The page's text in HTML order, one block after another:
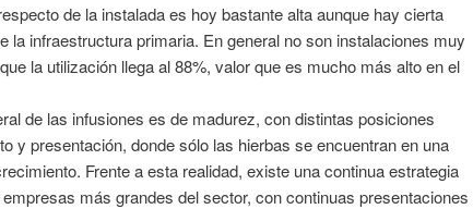
de la instalada es hoy bastante alta aunque hay cierta
la infraestructura primaria. En general no son instalaciones muy
la utilización llega al 88%, valor que es mucho más alto en el
de las infusiones es de madurez, con distintas posiciones
y presentación, donde sólo las hierbas se encuentran en una
Frente a esta realidad, existe una continua estrategia
más grandes del sector, con continuas presentaciones